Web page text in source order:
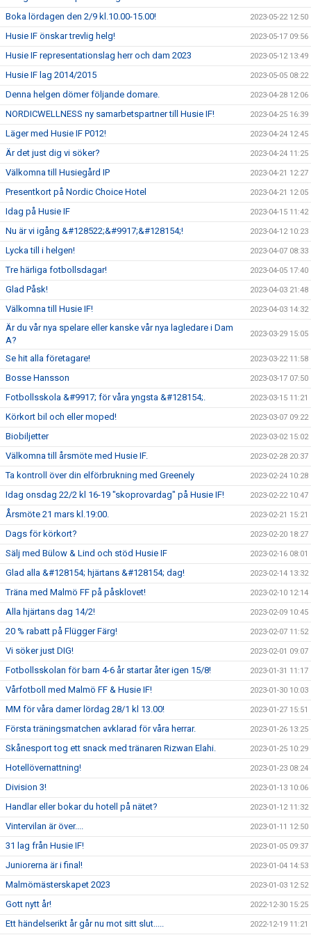
Boka lördagen den 2/9 kl.10.00-15.00! 2023-05-22 12:50
Husie IF önskar trevlig helg! 2023-05-17 09:56
Husie IF representationslag herr och dam 2023 2023-05-12 13:49
Husie IF lag 2014/2015 2023-05-05 08:22
Denna helgen dömer följande domare. 2023-04-28 12:06
NORDICWELLNESS ny samarbetspartner till Husie IF! 2023-04-25 16:39
Läger med Husie IF P012! 2023-04-24 12:45
Är det just dig vi söker? 2023-04-24 11:25
Välkomna till Husiegård IP 2023-04-21 12:27
Presentkort på Nordic Choice Hotel 2023-04-21 12:05
Idag på Husie IF 2023-04-15 11:42
Nu är vi igång &#128522;&#9917;&#128154;! 2023-04-12 10:23
Lycka till i helgen! 2023-04-07 08:33
Tre härliga fotbollsdagar! 2023-04-05 17:40
Glad Påsk! 2023-04-03 21:48
Välkomna till Husie IF! 2023-04-03 14:32
Är du vår nya spelare eller kanske vår nya lagledare i Dam
A?
2023-03-29 15:05
Se hit alla företagare! 2023-03-22 11:58
Bosse Hansson 2023-03-17 07:50
Fotbollsskola &#9917; för våra yngsta &#128154;. 2023-03-15 11:21
Körkort bil och eller moped! 2023-03-07 09:22
Biobiljetter 2023-03-02 15:02
Välkomna till årsmöte med Husie IF. 2023-02-28 20:37
Ta kontroll över din elförbrukning med Greenely 2023-02-24 10:28
Idag onsdag 22/2 kl 16-19 "skoprovardag" på Husie IF! 2023-02-22 10:47
Årsmöte 21 mars kl.19:00. 2023-02-21 15:21
Dags för körkort? 2023-02-20 18:27
Sälj med Bülow & Lind och stöd Husie IF 2023-02-16 08:01
Glad alla &#128154; hjärtans &#128154; dag! 2023-02-14 13:32
Träna med Malmö FF på påsklovet! 2023-02-10 12:14
Alla hjärtans dag 14/2! 2023-02-09 10:45
20 % rabatt på Flügger Färg! 2023-02-07 11:52
Vi söker just DIG! 2023-02-01 09:07
Fotbollsskolan för barn 4-6 år startar åter igen 15/8! 2023-01-31 11:17
Vårfotboll med Malmö FF & Husie IF! 2023-01-30 10:03
MM för våra damer lördag 28/1 kl 13.00! 2023-01-27 15:51
Första träningsmatchen avklarad för våra herrar. 2023-01-26 13:25
Skånesport tog ett snack med tränaren Rizwan Elahi. 2023-01-25 10:29
Hotellövernattning! 2023-01-23 08:24
Division 3! 2023-01-13 10:06
Handlar eller bokar du hotell på nätet? 2023-01-12 11:32
Vintervilan är över.... 2023-01-11 12:50
31 lag från Husie IF! 2023-01-05 09:37
Juniorerna är i final! 2023-01-04 14:53
Malmömästerskapet 2023 2023-01-03 12:52
Gott nytt år! 2022-12-30 15:25
Ett händelserikt år går nu mot sitt slut..... 2022-12-19 11:21